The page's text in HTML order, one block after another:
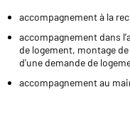
accompagnement à la
accompagnement dans
de logement, montage
d'une demande de
accompagnement au